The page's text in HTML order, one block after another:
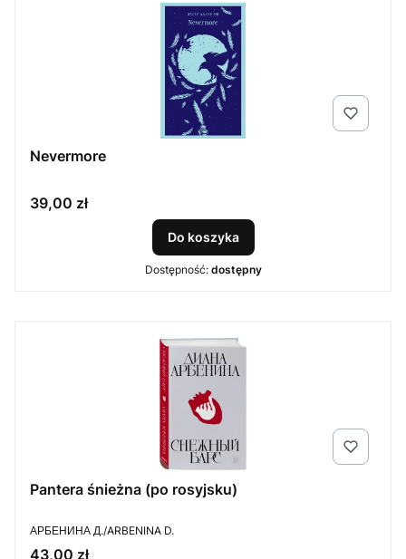
Nevermore
Cena
39,00 zł
Do koszyka
Dostępność: dostępny
Pantera śnieżna (po rosyjsku)
PRODUCENT
АРБЕНИНА Д./ARBENINA D.
Cena
43,00 zł